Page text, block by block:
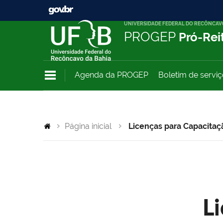
UNIVERSIDADE FEDERAL DO
PROGEP Pró-
Agenda da PROGEP Boletim de
Página inicial Licenças para